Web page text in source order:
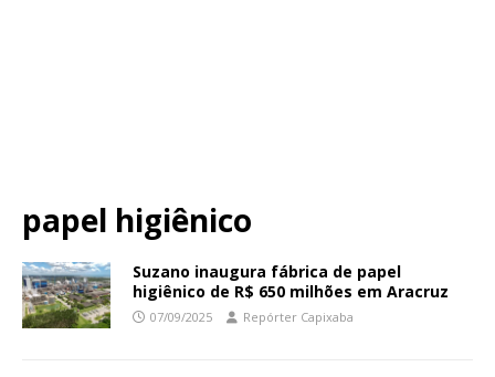
papel higiênico
Suzano inaugura fábrica de papel
higiênico de R$ 650 milhões em Aracruz
07/09/2025 Repórter Capixaba